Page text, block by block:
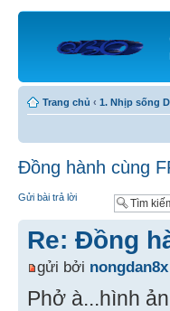
Trang chủ ‹ 1. Nhịp sống
Đồng hành cùng
Gửi bài trả lời
Re: Đồng
gửi bởi nongdan8x
Phở à...hình